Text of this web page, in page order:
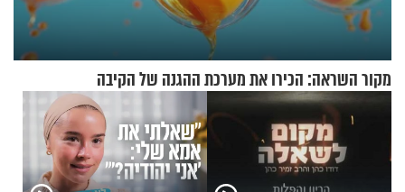
מקור השראה: הכירו את מערכת ההגנה של הקיבה